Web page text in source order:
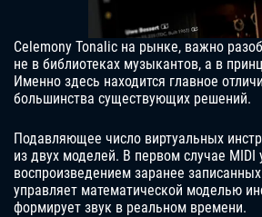
Celemony Tonalic на рынке, важно
не в библиотеках музыкантов, а в
Именно здесь находится главное
большинства существующих решений.
Подавляющее число виртуальных
из двух моделей. В первом случае MIDI
воспроизведением заранее
управляет математической моделью
формирует звук в реальном времени.